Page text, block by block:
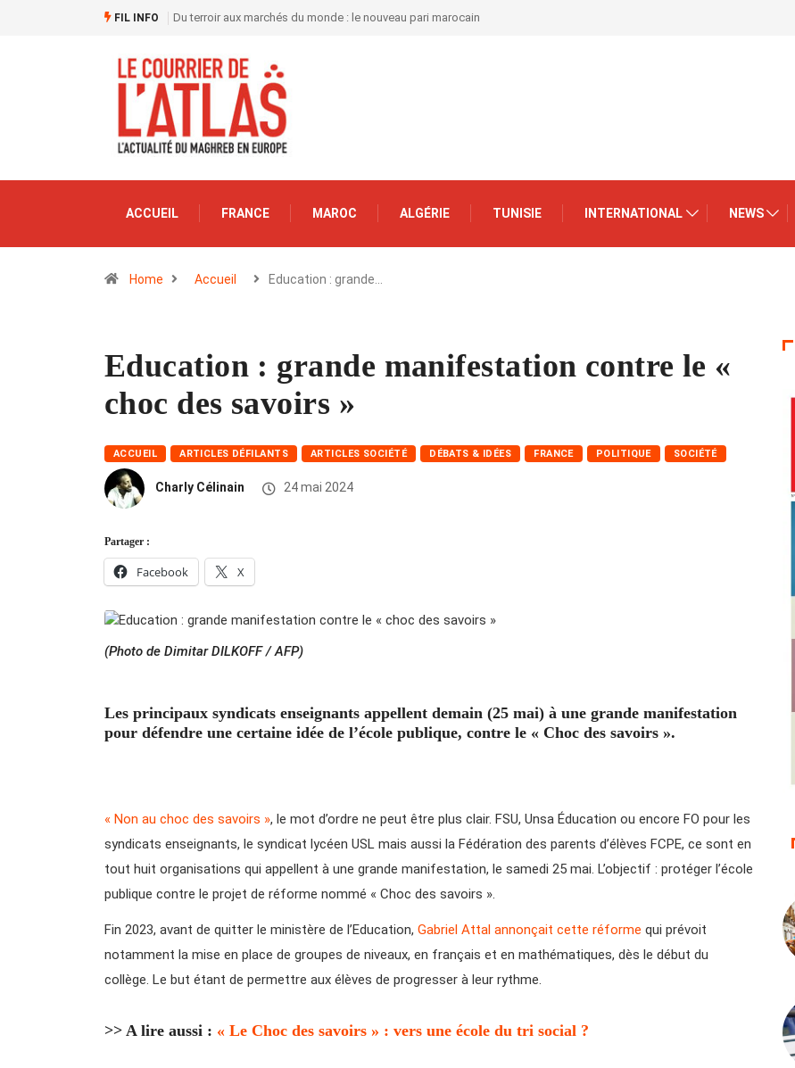
FIL INFO Du terroir aux marchés du monde : le nouveau pari marocain
ACCUEIL FRANCE MAROC ALGÉRIE TUNISIE INTERNATIONAL NEWS
Home Accueil Education : grande…
Education : grande manifestation contre le «
choc des savoirs »
ACCUEIL ARTICLES DÉFILANTS ARTICLES SOCIÉTÉ DÉBATS & IDÉES FRANCE POLITIQUE SOCIÉTÉ
Charly Célinain 24 mai 2024
Partager :
Facebook X
(Photo de Dimitar DILKOFF / AFP)
Les principaux syndicats enseignants appellent demain (25 mai) à une grande manifestation
pour défendre une certaine idée de l’école publique, contre le « Choc des savoirs ».
« Non au choc des savoirs », le mot d’ordre ne peut être plus clair. FSU, Unsa Éducation ou encore FO pour les
syndicats enseignants, le syndicat lycéen USL mais aussi la Fédération des parents d’élèves FCPE, ce sont en
tout huit organisations qui appellent à une grande manifestation, le samedi 25 mai. L’objectif : protéger l’école
publique contre le projet de réforme nommé « Choc des savoirs ».
Fin 2023, avant de quitter le ministère de l’Education, Gabriel Attal annonçait cette réforme qui prévoit
notamment la mise en place de groupes de niveaux, en français et en mathématiques, dès le début du
collège. Le but étant de permettre aux élèves de progresser à leur rythme.
>> A lire aussi : « Le Choc des savoirs » : vers une école du tri social ?